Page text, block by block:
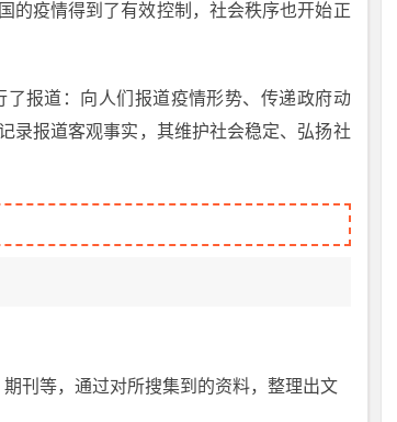
的疫情得到了有效控制，社会秩序也开始正
报道：向人们报道疫情形势、传递政府动
报道客观事实，其维护社会稳定、弘扬社
刊等，通过对所搜集到的资料，整理出文